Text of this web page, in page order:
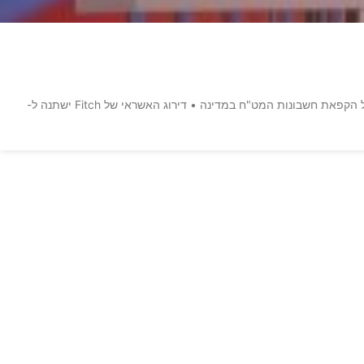
רוסיה צפויה להפוך מחר למעצמה הראשונה בעולם שהגיעה לחדלות פירעון בעקבות סנקציות • הסיבה: אג"ח שמועד פרעונן הגיע לא יכול להיפרע בשל הקפאת חשבונות המט"ח במדינה • דירוג האשראי של Fitch ישתנה ל-